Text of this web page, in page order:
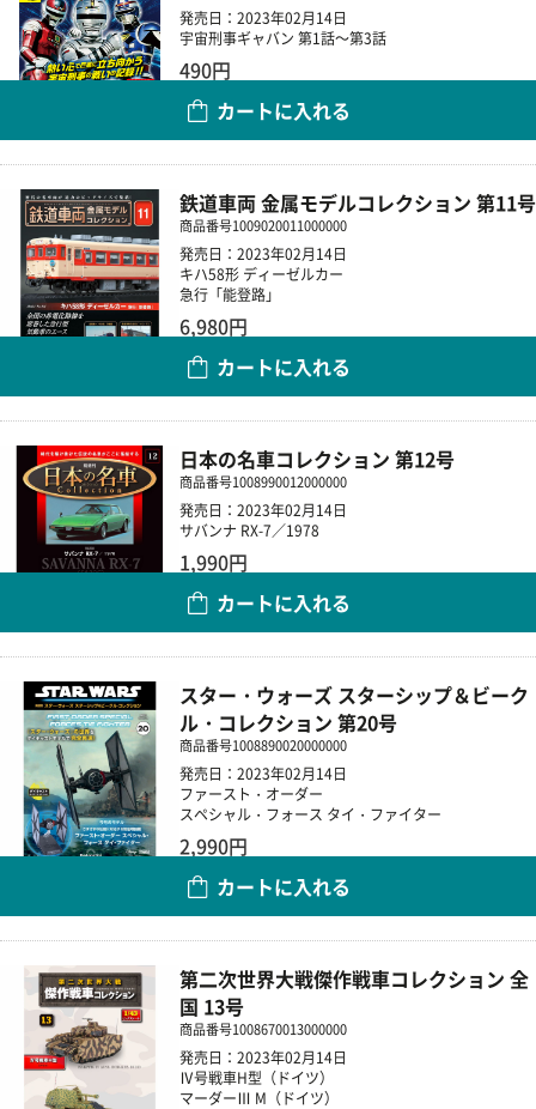
発売日：2023年02月14日
宇宙刑事ギャバン 第1話～第3話
490円
カートに入れる
鉄道車両 金属モデルコレクション 第11号
商品番号1009020011000000
発売日：2023年02月14日
キハ58形 ディーゼルカー
急行「能登路」
6,980円
カートに入れる
日本の名車コレクション 第12号
商品番号1008990012000000
発売日：2023年02月14日
サバンナ RX-7／1978
1,990円
カートに入れる
スター・ウォーズ スターシップ＆ビーク
ル・コレクション 第20号
商品番号1008890020000000
発売日：2023年02月14日
ファースト・オーダー
スペシャル・フォース タイ・ファイター
2,990円
カートに入れる
第二次世界大戦傑作戦車コレクション 全
国 13号
商品番号1008670013000000
発売日：2023年02月14日
Ⅳ号戦車H型（ドイツ）
マーダーⅢ M（ドイツ）